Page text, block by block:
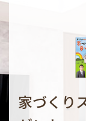
家づくり